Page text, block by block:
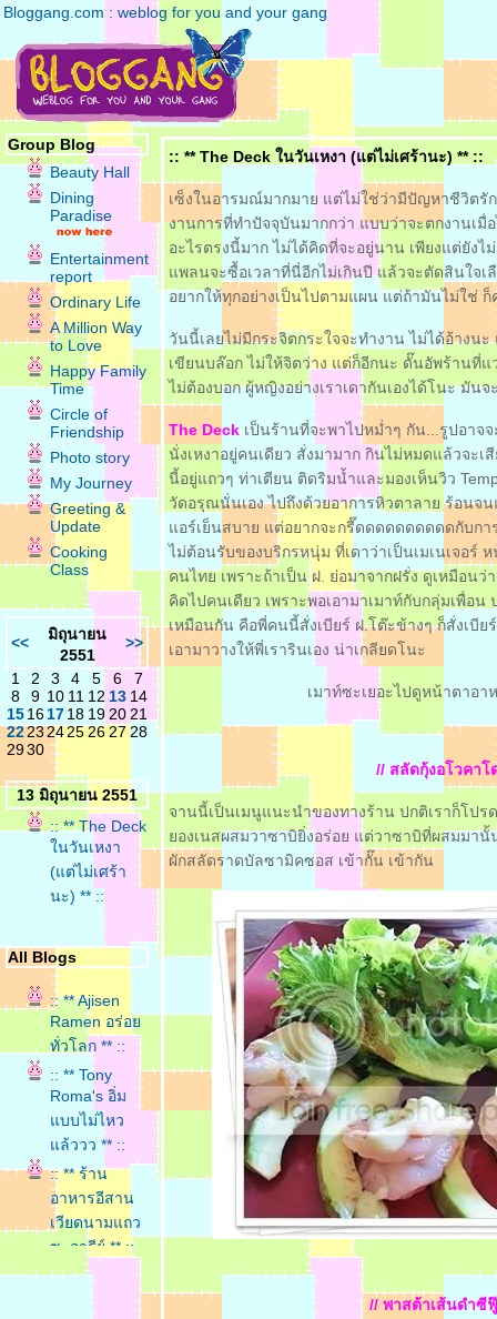
Bloggang.com : weblog for you and your gang
Group Blog
Beauty Hall
Dining
Paradise
Entertainment
report
Ordinary Life
A Million Way
to Love
Happy Family
Time
Circle of
Friendship
Photo story
My Journey
Greeting &
Update
Cooking
Class
<<
มิถุนายน
2551
>>
1
2 3 4 5 6
7
8
9 10 11 12 13 14
15161718 19 20 21
2223242526 2728
2930
13 มิถุนายน 2551
:: ** The Deck
นวันเหงา
(แต่ไม่เศร้า
นะ) ** ::
All Blogs
:: ** Ajisen
Ramen อร่อ
ทั่วโลก ** ::
:: ** Tony
Roma's อิ่ม
บบไม่ไหว
ล้ววว ** ::
:: ** ร้าน
อาหารอีสาน
เวียดนามแถว
ซ. อารีย์ ** ::
:: ** อย่าลืมสี
ฟ้าเวลาหิว** ::
:: ** The Deck ในวันเหงา (แต่ไม่เศร้านะ) ** ::
เซ็งในอารมณ์มากมาย แต่ไม่ใช่ว่ามีปัญหาชีวิตรัก
งานการที่ทำปัจจุบันมากกว่า แบบว่าจะตกงานเมื่
อะไรตรงนี้มาก ไม่ได้คิดที่จะอยู่นาน เพียงแต่ยังไ
พลนจะซื้อเวลาที่นี่อีกไม่เกินปี แล้วจะตัดสินใจเ
อยากให้ทุกอย่างเป็นไปตามแผน แต่ถ้ามันไม่ใช่ ก็
วันนี้เลยไม่มีกระจิตกระใจจะทำงาน ไม่ได้อ้างน
เขียนบล๊อก ไม่ให้จิตว่าง แต่ก็อีกนะ ดั๊นอัพร้านที่แ
ไม่ต้องบอก ผู้หญิงอย่างเราเดากันเองได้โนะ มัน
The Deck เป็นร้านที่จะพาไปหม่ำๆ กัน...รูปอาจ
นั่งเหงาอยู่คนเดียว สั่งมามาก กินไม่หมดแล้วจะเ
นี้อยู่แถวๆ ท่าเตียน ติดริมน้ำและมองเห็นวิว
วัดอรุณนั่นเอง ไปถึงด้วยอาการหิวตาลาย ร้อนจ
อร์เย็นสบาย แต่อยากจะกรี๊ดดดดดดดดดดกับกา
ไม่ต้อนรับของบริกรหนุ่ม ที่เดาว่าเป็นเมเนเจอร์
คนไทย เพราะถ้าเป็น ฝ. ย่อมาจากฝรั่ง ดูเหมือนว่
คิดไปคนเดียว เพราะพอเอามาเมาท์กับกลุ่มเพื่อน
เหมือนกัน คือพี่คนนี้สั่งเบียร์ ฝ.โต๊ะข้างๆ ก็สั่งเบีย
เอามาวางให้พี่เรารินเอง น่าเกลียดโนะ
เมาท์ซะเยอะไปดูหน้าตาอา
// สลัดกุ้งอโวคาโ
จานนี้เป็นเมนูแนะนำของทางร้าน ปกติเราก็โปร
องเนสผสมวาซาบิยิ่งอร่อย แต่วาซาบิที่ผสมมา
ผักสลัดราดบัลซามิคซอส เข้ากั๊น เข้ากัน
// พาสต้าเส้นดำซี